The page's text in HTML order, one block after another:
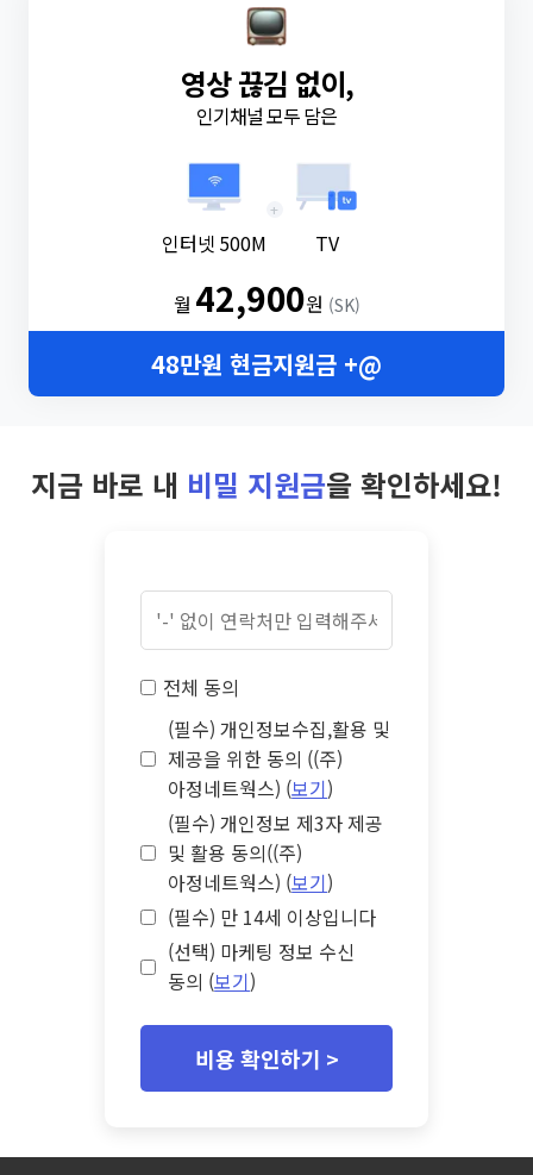
영상 끊김 없이,
인기채널 모두 담은
인터넷 500M
+
TV
월 42,900원 (SK)
48만원 현금지원금 +@
지금 바로 내 비밀 지원금을 확인하세요!
전체 동의
(필수) 개인정보수집,활용 및
제공을 위한 동의 ((주)
아정네트웍스) (보기)
(필수) 개인정보 제3자 제공
및 활용 동의((주)
아정네트웍스) (보기)
(필수) 만 14세 이상입니다
(선택) 마케팅 정보 수신
동의 (보기)
비용 확인하기 >